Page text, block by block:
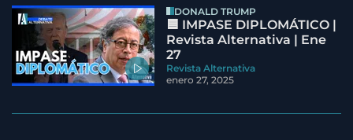
DONALD TRUMP
🟦 IMPASE DIPLOMÁTICO |
Revista Alternativa | Ene
27
Revista Alternativa
enero 27, 2025